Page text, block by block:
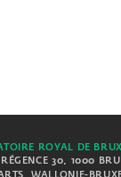
ROYAL DE
30, 1000
WALLONIE-